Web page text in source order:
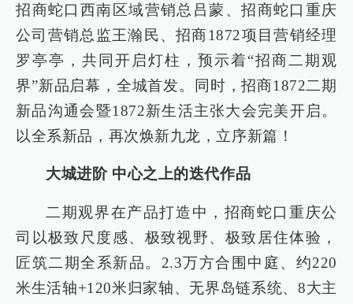
招商蛇口西南区域营销总吕蒙、招商蛇口重庆
公司营销总监王瀚民、招商1872项目营销经理
罗亭亭，共同开启灯柱，预示着“招商二期观
界”新品启幕，全城首发。同时，招商1872二期
新品沟通会暨1872新生活主张大会完美开启。
以全系新品，再次焕新九龙，立序新篇！
大城进阶 中心之上的迭代作品
二期观界在产品打造中，招商蛇口重庆公
司以极致尺度感、极致视野、极致居住体验，
匠筑二期全系新品。2.3万方合围中庭、约220
米生活轴+120米归家轴、无界岛链系统、8大主